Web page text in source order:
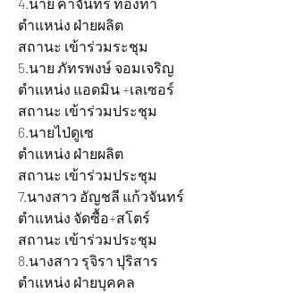
ตำแหน่ง ฝ่ายผลิต
สถานะ เข้าร่วมระชุม
5.นาย ภัทรพงษ์ จอมเจริญ
ตำแหน่ง แอดมิน +เลเซอร์
สถานะ เข้าร่วมประชุม
6.นายไป่ดูเซ
ตำแหน่ง ฝ่ายผลิต
สถานะ เข้าร่วมประชุม
7.นางสาว อัญชลี แก้วจันทร์
ตำแหน่ง จัดซื้อ+สโตร์
สถานะ เข้าร่วมประชุม
8.นางสาว รุจิรา ปุริสาร
ตำแหน่ง ฝ่ายบุคคล